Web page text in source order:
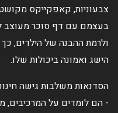
צבעוניות, קאפקייקס
בעצמם עם דף סוכר מעוצב
ולרמת ההבנה של הילדים,
הישג ואמונה ביכולות שלו.
הסדנאות משלבות גישה
- הם לומדים על המרכיבים,